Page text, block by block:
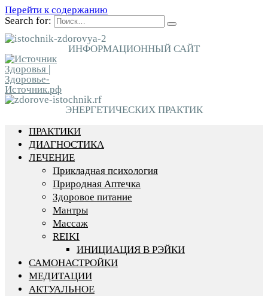
Перейти к содержанию
Search for:
ИНФОРМАЦИОННЫЙ САЙТ
ЭНЕРГЕТИЧЕСКИХ ПРАКТИК
ПРАКТИКИ
ДИАГНОСТИКА
ЛЕЧЕНИЕ
Прикладная психология
Природная Аптечка
Здоровое питание
Мантры
Массаж
REIKI
ИНИЦИАЦИЯ В РЭЙКИ
САМОНАСТРОЙКИ
МЕДИТАЦИИ
АКТУАЛЬНОЕ